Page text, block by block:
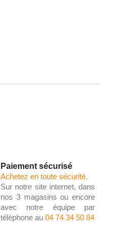
Paiement sécurisé
Achetez en toute sécurité.
Sur notre site internet, dans
nos 3 magasins ou encore
avec notre équipe par
téléphone au 04 74 34 50 84